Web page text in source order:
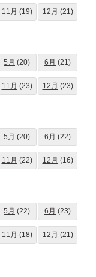
11月 (19) 12月 (21)
5月 (20) 6月 (21)
11月 (23) 12月 (23)
5月 (20) 6月 (22)
11月 (22) 12月 (16)
5月 (22) 6月 (23)
11月 (18) 12月 (21)